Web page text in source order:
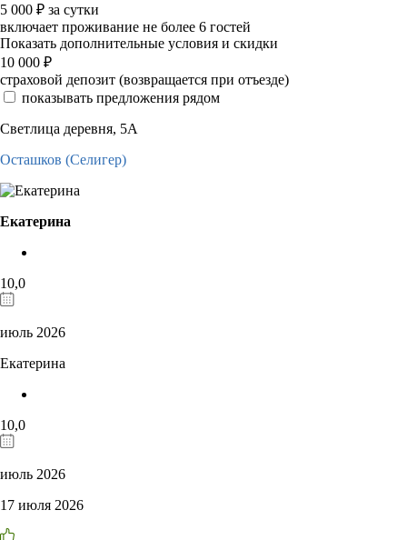
5 000 ₽ за сутки
включает проживание не более 6 гостей
Показать дополнительные условия и скидки
10 000 ₽
страховой депозит (возвращается при отъезде)
показывать предложения рядом
Светлица деревня, 5А
Осташков (Селигер)
Екатерина
10,0
июль 2026
Екатерина
10,0
июль 2026
17 июля 2026